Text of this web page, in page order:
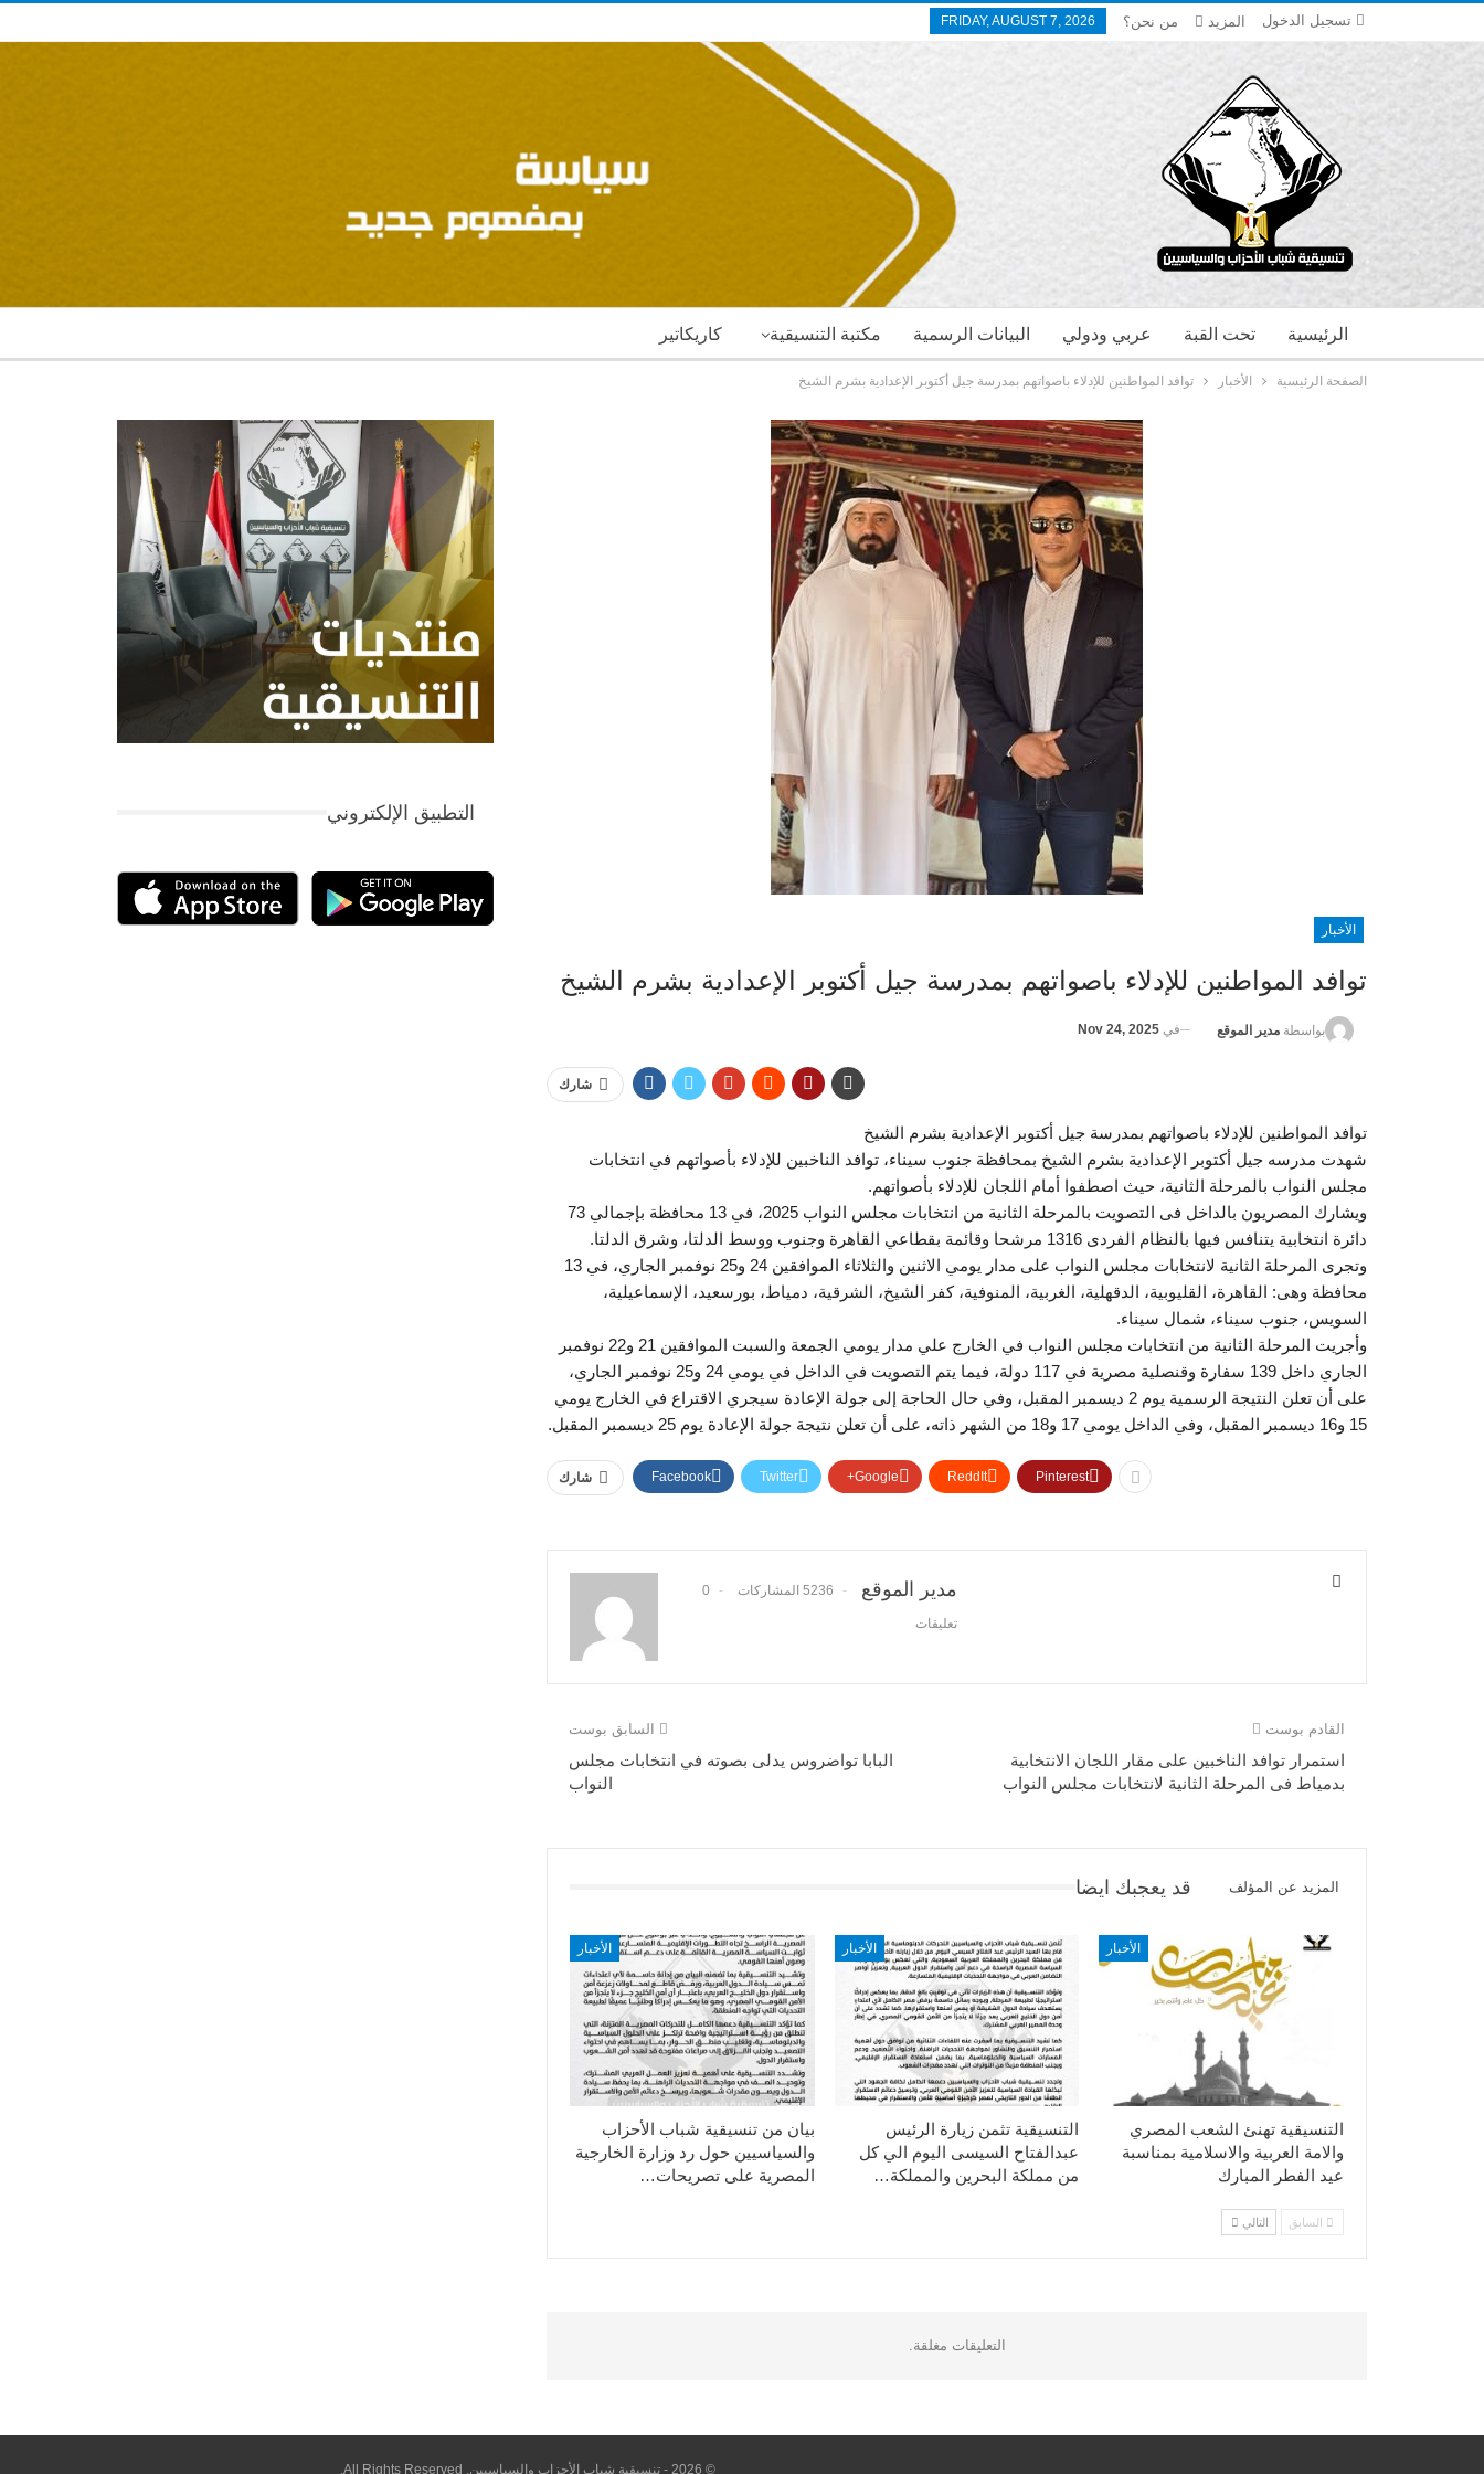
تسجيل الدخول FRIDAY, AUGUST 7, 2026 من نحن؟ المزيد
كاريكاتير مكتبة التنسيقية البيانات الرسمية عربي ودولي تحت القبة الرئيسية
الصفحة الرئيسية الأخبار توافد المواطنين للإدلاء باصواتهم بمدرسة جيل أكتوبر الإعدادية بشرم الشيخ
الأخبار
توافد المواطنين للإدلاء باصواتهم بمدرسة جيل أكتوبر الإعدادية بشرم الشيخ
بواسطة مدير الموقع في Nov 24, 2025
شارك
توافد المواطنين للإدلاء باصواتهم بمدرسة جيل أكتوبر الإعدادية بشرم الشيخ
شهدت مدرسه جيل أكتوبر الإعدادية بشرم الشيخ بمحافظة جنوب سيناء، توافد الناخبين للإدلاء بأصواتهم في انتخابات
مجلس النواب بالمرحلة الثانية، حيث اصطفوا أمام اللجان للإدلاء بأصواتهم.
ويشارك المصريون بالداخل فى التصويت بالمرحلة الثانية من انتخابات مجلس النواب 2025، في 13 محافظة بإجمالي 73
دائرة انتخابية يتنافس فيها بالنظام الفردى 1316 مرشحا وقائمة بقطاعي القاهرة وجنوب ووسط الدلتا، وشرق الدلتا.
وتجرى المرحلة الثانية لانتخابات مجلس النواب على مدار يومي الاثنين والثلاثاء الموافقين 24 و25 نوفمبر الجاري، في 13
محافظة وهى: القاهرة، القليوبية، الدقهلية، الغربية، المنوفية، كفر الشيخ، الشرقية، دمياط، بورسعيد، الإسماعيلية،
السويس، جنوب سيناء، شمال سيناء.
وأجريت المرحلة الثانية من انتخابات مجلس النواب في الخارج علي مدار يومي الجمعة والسبت الموافقين 21 و22 نوفمبر
الجاري داخل 139 سفارة وقنصلية مصرية في 117 دولة، فيما يتم التصويت في الداخل في يومي 24 و25 نوفمبر الجاري،
على أن تعلن النتيجة الرسمية يوم 2 ديسمبر المقبل، وفي حال الحاجة إلى جولة الإعادة سيجري الاقتراع في الخارج يومي
15 و16 ديسمبر المقبل، وفي الداخل يومي 17 و18 من الشهر ذاته، على أن تعلن نتيجة جولة الإعادة يوم 25 ديسمبر المقبل.
شارك Facebook Twitter Google+ ReddIt Pinterest
مدير الموقع 5236 المشاركات 0
تعليقات
السابق بوست
البابا تواضروس يدلى بصوته في انتخابات مجلس
النواب
القادم بوست
استمرار توافد الناخبين على مقار اللجان الانتخابية
بدمياط فى المرحلة الثانية لانتخابات مجلس النواب
قد يعجبك ايضا المزيد عن المؤلف
الأخبار
بيان من تنسيقية شباب الأحزاب
والسياسيين حول رد وزارة الخارجية
المصرية على تصريحات…
الأخبار
التنسيقية تثمن زيارة الرئيس
عبدالفتاح السيسى اليوم الي كل
من مملكة البحرين والمملكة…
الأخبار
التنسيقية تهنئ الشعب المصري
والامة العربية والاسلامية بمناسبة
عيد الفطر المبارك
السابق التالي
التعليقات مغلقة.
التطبيق الإلكتروني
© 2026 - تنسيقية شباب الأحزاب والسياسيين. All Rights Reserved.